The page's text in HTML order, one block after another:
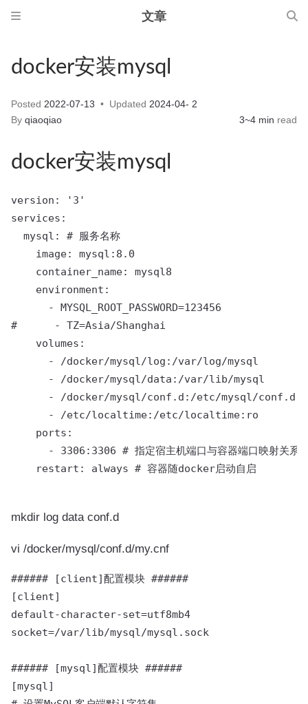
文章
docker安装mysql
Posted 2022-07-13 Updated 2024-04- 2
By qiaoqiao 3~4 min read
docker安装mysql
version: '3'
services:
  mysql: # 服务名称
    image: mysql:8.0
    container_name: mysql8
    environment:
      - MYSQL_ROOT_PASSWORD=123456
#      - TZ=Asia/Shanghai
    volumes:
      - /docker/mysql/log:/var/log/mysql
      - /docker/mysql/data:/var/lib/mysql
      - /docker/mysql/conf.d:/etc/mysql/conf.d
      - /etc/localtime:/etc/localtime:ro
    ports:
- 3306:3306 # 指定宿主机端口与容器端口映射关系
    restart: always # 容器随docker启动自启
mkdir log data conf.d
vi /docker/mysql/conf.d/my.cnf
###### [client]配置模块 ######
[client]
default-character-set=utf8mb4
socket=/var/lib/mysql/mysql.sock
###### [mysql]配置模块 ######
[mysql]